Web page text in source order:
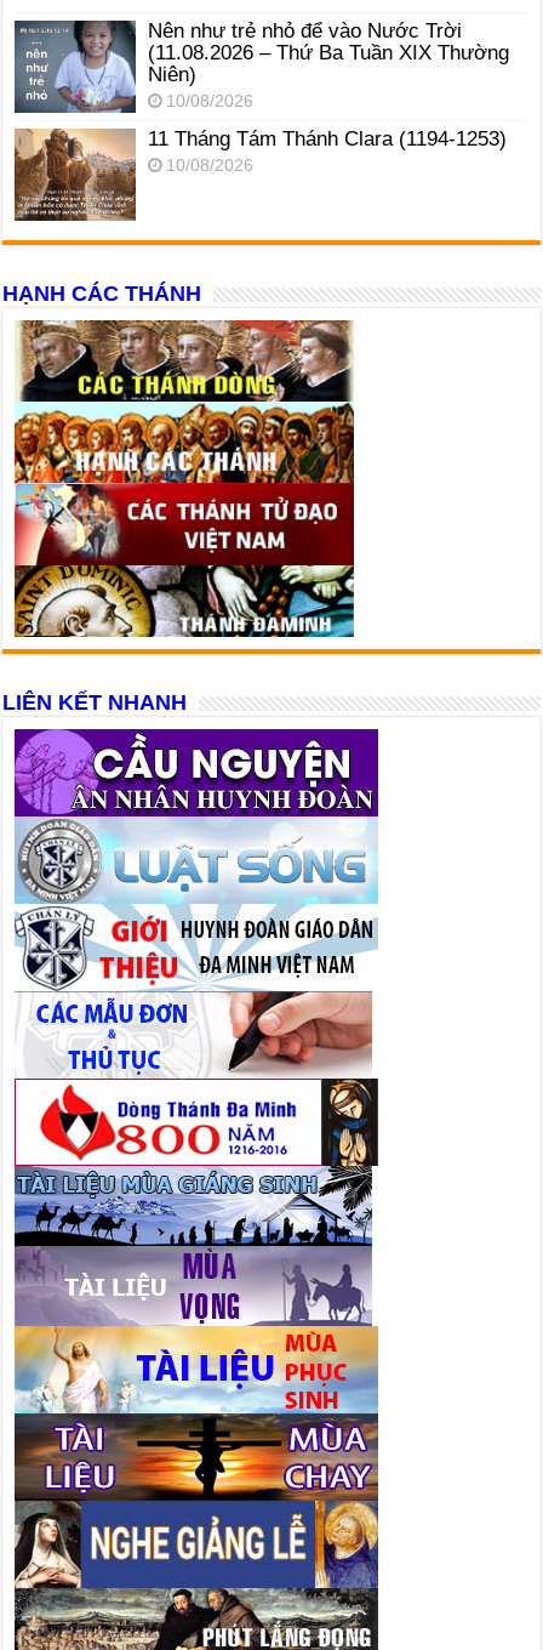
Nên như trẻ nhỏ để vào Nước Trời
(11.08.2026 – Thứ Ba Tuần XIX Thường
Niên)
10/08/2026
11 Tháng Tám Thánh Clara (1194-1253)
10/08/2026
HẠNH CÁC THÁNH
LIÊN KẾT NHANH